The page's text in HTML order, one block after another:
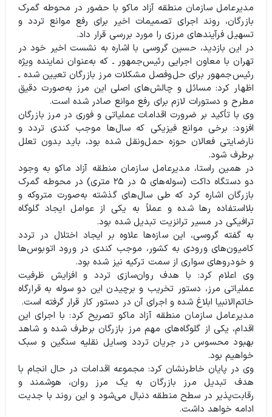
مدیرعامل سازمان منطقه آزاد ماکو با حضور در محوطه گمرک
بازرگان، روند اجرای تصمیمات اخیر برای رفع موانع تردد و
تسهیل فرآیندهای مرزی را مورد بررسی قرار داد.
در این بازدید، حسین گروسی با اشاره به نشست اخیر خود در
تهران با معاون اجرایی رئیس‌جمهور ـ که به‌عنوان نماینده ویژه
رئیس‌جمهور برای حل‌وفصل مشکلات مرز بازرگان تعیین شده ـ
اظهار کرد: مسائل و چالش‌های اصلی این مرز به‌صورت دقیق
مطرح و دستورات لازم برای رفع موانع صادر شده است.
وی با تأکید بر ضرورت اقدامات عملیاتی و فوری در مرز بازرگان
افزود: برخی موانع فیزیکی که سال‌ها موجب کندی تردد و
نارضایتی فعالان حوزه حمل‌ونقل شده بود، باید بدون تعلل
برطرف شود.
در همین راستا، مدیرعامل سازمان منطقه آزاد ماکو به وجود
دو دستگاه داکت (سوله‌های ۵ در ۲۵ متری) در محوطه گمرک
بازرگان اشاره کرد که طی سال‌های گذشته به‌صورت متروکه و
بلااستفاده رها شده و عملاً به یکی از عوامل ایجاد گلوگاه
ترافیکی در مسیر ترانزیت تبدیل شده بود.
به گفته گروسی، این سازه‌ها علاوه بر ایجاد اختلال در تردد
کامیون‌های ورودی به کشور، موجب کندی در ورود اتوبوس‌ها
و خودروهای سواری از سمت ترکیه نیز شده بود.
وی اعلام کرد: با هدف روان‌سازی تردد و افزایش ظرفیت
عملیاتی مرز، دستور تخریب و برچیدن این دو سوله به قرارگاه
خاتم‌الانبیا ابلاغ شده و اجرای آن در دستور کار قرار گرفته است.
مدیرعامل سازمان منطقه آزاد ماکو تصریح کرد: با اجرای این
اقدام، یکی از گلوگاه‌های مهم مرز بازرگان برطرف شده و شاهد
بهبود محسوس در جریان تردد وسایل نقلیه سنگین و سبک
خواهیم بود.
وی در پایان خاطرنشان کرد: مجموعه اقدامات در حال انجام با
هدف تبدیل مرز بازرگان به یک مرز روان، هوشمند و
رقابت‌پذیر در سطح منطقه دنبال می‌شود و این روند با جدیت
ادامه خواهد داشت.